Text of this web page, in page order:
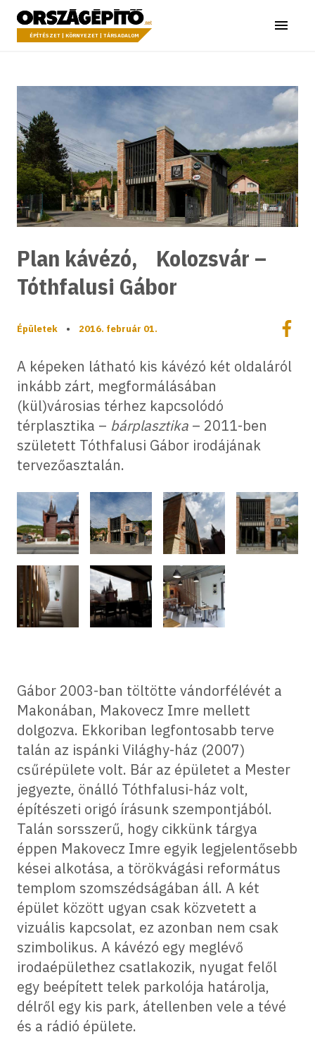
a tartalomhoz
Országépítő
ÉPÍTÉSZET | KÖRNYEZET | TÁRSADALOM Menü
Plan kávézó, Kolozsvár –
Tóthfalusi Gábor
Épületek • 2016. február 01.
A képeken látható kis kávézó két oldaláról
inkább zárt, megformálásában
(kül)városias térhez kapcsolódó
térplasztika – bárplasztika – 2011-ben
született Tóthfalusi Gábor irodájának
tervezőasztalán.
Gábor 2003-ban töltötte vándorfélévét a
Makonában, Makovecz Imre mellett
dolgozva. Ekkoriban legfontosabb terve
talán az ispánki Világhy-ház (2007)
csűrépülete volt. Bár az épületet a Mester
jegyezte, önálló Tóthfalusi-ház volt,
építészeti origó írásunk szempontjából.
Talán sorsszerű, hogy cikkünk tárgya
éppen Makovecz Imre egyik legjelentősebb
kései alkotása, a törökvágási református
templom szomszédságában áll. A két
épület között ugyan csak közvetett a
vizuális kapcsolat, ez azonban nem csak
szimbolikus. A kávézó egy meglévő
irodaépülethez csatlakozik, nyugat felől
egy beépített telek parkolója határolja,
délről egy kis park, átellenben vele a tévé
és a rádió épülete.